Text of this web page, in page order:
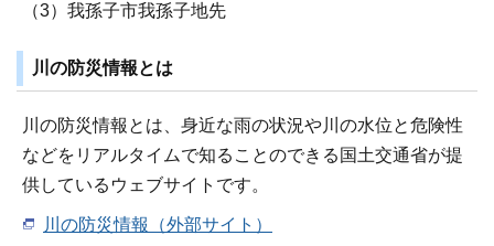
（3）我孫子市我孫子地先
川の防災情報とは
川の防災情報とは、身近な雨の状況や川の水位と危険性
などをリアルタイムで知ることのできる国土交通省が提
供しているウェブサイトです。
川の防災情報（外部サイト）